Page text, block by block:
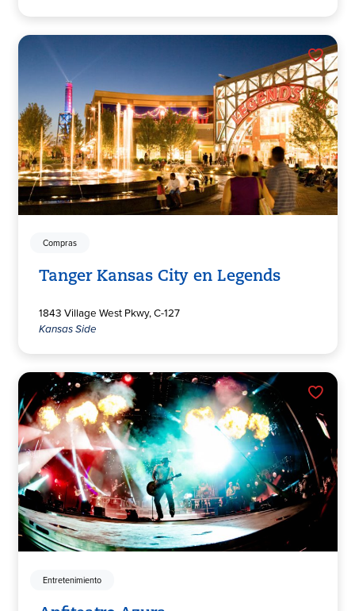
Compras
Tanger Kansas City en Legends
1843 Village West Pkwy, C-127
Kansas Side
Entretenimiento